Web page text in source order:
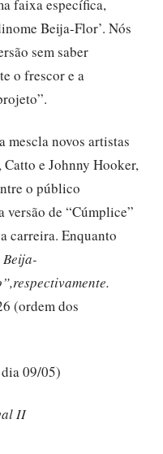
faixa específica,
Beija-Flor’. Nós
sem saber
o frescor e a
mescla novos artistas
Catto e Johnny Hooker,
o público
de “Cúmplice”
carreira. Enquanto
Beija-
respectivamente.
(ordem dos
09/05)
II